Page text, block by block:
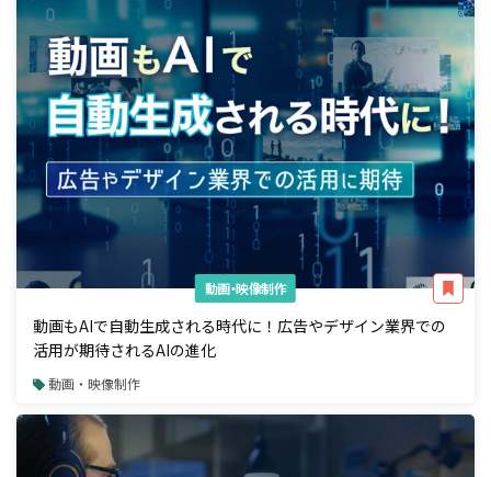
動画・映像制作
動画もAIで自動生成される時代に！広告やデザイン業界での
活用が期待されるAIの進化
動画・映像制作